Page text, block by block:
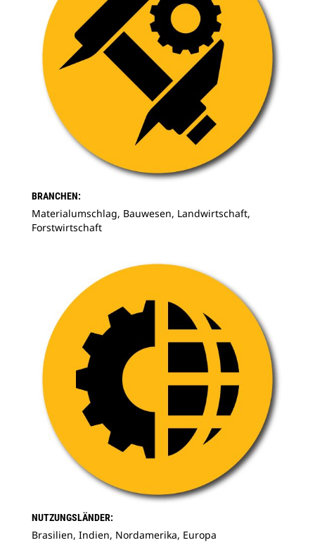
BRANCHEN:
Materialumschlag, Bauwesen, Landwirtschaft,
Forstwirtschaft
NUTZUNGSLÄNDER:
Brasilien, Indien, Nordamerika, Europa